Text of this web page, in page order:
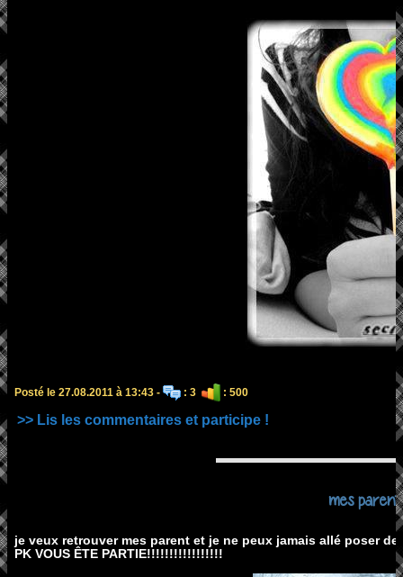
Posté le 27.08.2011 à 13:43 - : 3 : 500
>> Lis les commentaires et participe !
mes parent
je veux retrouver mes parent et je ne peux jamais allé poser
PK VOUS ÊTE PARTIE!!!!!!!!!!!!!!!!!